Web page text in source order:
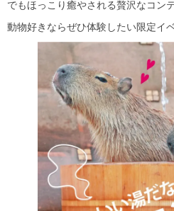
でもほっこり癒やされる贅沢なコン
動物好きならぜひ体験したい限定イ